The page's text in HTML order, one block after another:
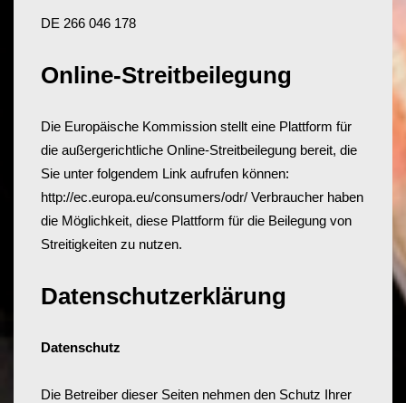
DE 266 046 178
Online-Streitbeilegung
Die Europäische Kommission stellt eine Plattform für
die außergerichtliche Online-Streitbeilegung bereit, die
Sie unter folgendem Link aufrufen können:
http://ec.europa.eu/consumers/odr/ Verbraucher haben
die Möglichkeit, diese Plattform für die Beilegung von
Streitigkeiten zu nutzen.
Datenschutzerklärung
Datenschutz
Die Betreiber dieser Seiten nehmen den Schutz Ihrer